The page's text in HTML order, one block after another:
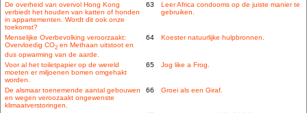
De overheid van overvol Hong Kong
verbiedt het houden van katten of honden
in appartementen. Wordt dit ook onze
toekomst?
63
Leer Africa condooms op de juiste manier te
gebruiken.
Menselijke Overbevolking veroorzaakt:
Overvloedig CO2 en Methaan uitstoot en
dus opwarming van de aarde.
64 Koester natuurlijke hulpbronnen.
Voor al het toiletpapier op de wereld
moeten er miljoenen bomen omgehakt
worden.
65 Jog like a Frog.
De alsmaar toenemende aantal gebouwen
en wegen veroozaakt ongewenste
klimaatverstoringen.
66 Groei als een Giraf.